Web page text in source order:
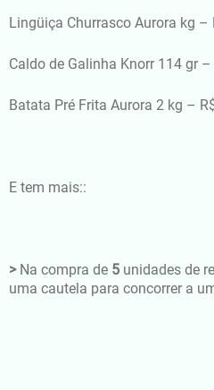
Lingüiça Churrasco Aurora kg –
Caldo de Galinha Knorr 114 gr –
Batata Pré Frita Aurora 2 kg –
E tem mais::
> Na compra de 5 unidades de
uma cautela para concorrer a